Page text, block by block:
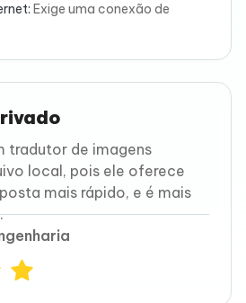
Exige uma conexão de
tradutor de imagens
local, pois ele oferece
mais rápido, e é mais